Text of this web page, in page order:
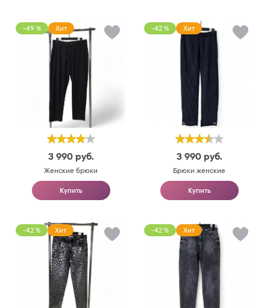
-49 % Хит
3 990 руб.
Женские брюки
Купить
-42 % Хит
3 990 руб.
Брюки женские
Купить
-42 % Хит -42 % Хит